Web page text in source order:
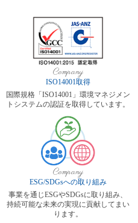
Company
ISO14001取得
国際規格「ISO14001」環境マネジメン
トシステムの認証を取得しています。
Company
ESG/SDGsへの取り組み
事業を通じESGやSDGsに取り組み、
持続可能な未来の実現に貢献してまい
ります。